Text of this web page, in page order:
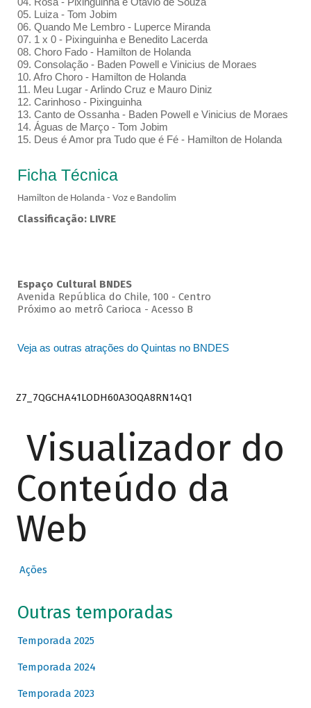
05. Luiza - Tom Jobim
06. Quando Me Lembro - Luperce Miranda
07. 1 x 0 - Pixinguinha e Benedito Lacerda
08. Choro Fado - Hamilton de Holanda
09. Consolação - Baden Powell e Vinicius de Moraes
10. Afro Choro - Hamilton de Holanda
11. Meu Lugar - Arlindo Cruz e Mauro Diniz
12. Carinhoso - Pixinguinha
13. Canto de Ossanha - Baden Powell e Vinicius de Moraes
14. Águas de Março - Tom Jobim
15. Deus é Amor pra Tudo que é Fé - Hamilton de Holanda
Ficha Técnica
Hamilton de Holanda - Voz e Bandolim
Classificação: LIVRE
Espaço Cultural BNDES
Avenida República do Chile, 100 - Centro
Próximo ao metrô Carioca - Acesso B
Veja as outras atrações do Quintas no BNDES
Z7_7QGCHA41LODH60A3OQA8RN14Q1
Visualizador do
Conteúdo da
Web
Ações
Outras temporadas
Temporada 2025
Temporada 2024
Temporada 2023